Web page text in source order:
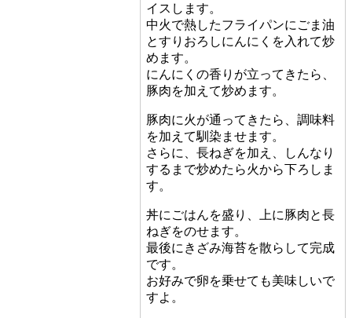
イスします。
中火で熱したフライパンにごま油
とすりおろしにんにくを入れて炒
めます。
にんにくの香りが立ってきたら、
豚肉を加えて炒めます。
豚肉に火が通ってきたら、調味料
を加えて馴染ませます。
さらに、長ねぎを加え、しんなり
するまで炒めたら火から下ろしま
す。
丼にごはんを盛り、上に豚肉と長
ねぎをのせます。
最後にきざみ海苔を散らして完成
です。
お好みで卵を乗せても美味しいで
すよ。